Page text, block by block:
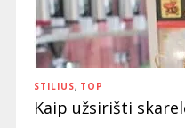
STILIUS, TOP
Kaip užsirišti